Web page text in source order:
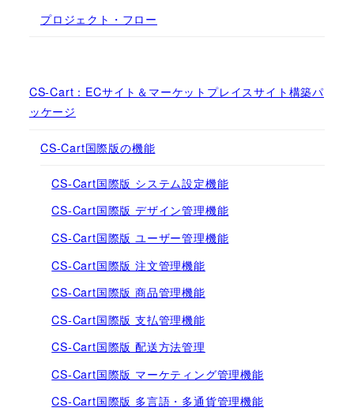
プロジェクト・フロー
CS-Cart：ECサイト＆マーケットプレイスサイト構築パ
ッケージ
CS-Cart国際版の機能
CS-Cart国際版 システム設定機能
CS-Cart国際版 デザイン管理機能
CS-Cart国際版 ユーザー管理機能
CS-Cart国際版 注文管理機能
CS-Cart国際版 商品管理機能
CS-Cart国際版 支払管理機能
CS-Cart国際版 配送方法管理
CS-Cart国際版 マーケティング管理機能
CS-Cart国際版 多言語・多通貨管理機能